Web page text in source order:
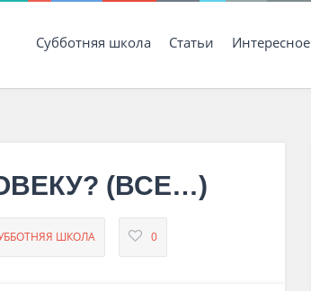
Субботняя школа Статьи Интересное
(ВСЕ…)
ШКОЛА 0